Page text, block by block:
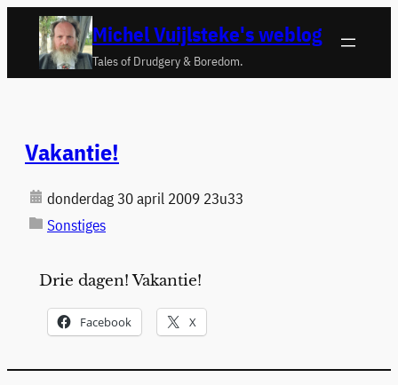
naar
Michel Vuijlsteke's weblog
Tales of Drudgery & Boredom.
Vakantie!
donderdag 30 april 2009 23u33
Sonstiges
Drie dagen! Vakantie!
Facebook X